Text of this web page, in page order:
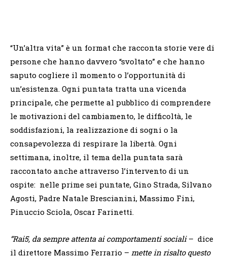
“Un’altra vita” è un format che racconta storie vere di
persone che hanno davvero “svoltato” e che hanno
saputo cogliere il momento o l’opportunità di
un’esistenza. Ogni puntata tratta una vicenda
principale, che permette al pubblico di comprendere
le motivazioni del cambiamento, le difficoltà, le
soddisfazioni, la realizzazione di sogni o la
consapevolezza di respirare la libertà. Ogni
settimana, inoltre, il tema della puntata sarà
raccontato anche attraverso l’intervento di un
ospite: nelle prime sei puntate, Gino Strada, Silvano
Agosti, Padre Natale Brescianini, Massimo Fini,
Pinuccio Sciola, Oscar Farinetti.
“Rai5, da sempre attenta ai comportamenti sociali– dice
il direttore Massimo Ferrario – mette in risalto questo